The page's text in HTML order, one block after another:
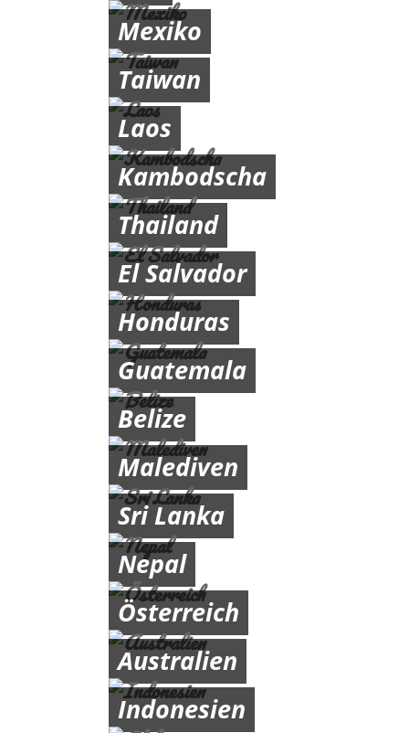
Mexiko
Taiwan
Laos
Kambodscha
Thailand
El Salvador
Honduras
Guatemala
Belize
Malediven
Sri Lanka
Nepal
Österreich
Australien
Indonesien